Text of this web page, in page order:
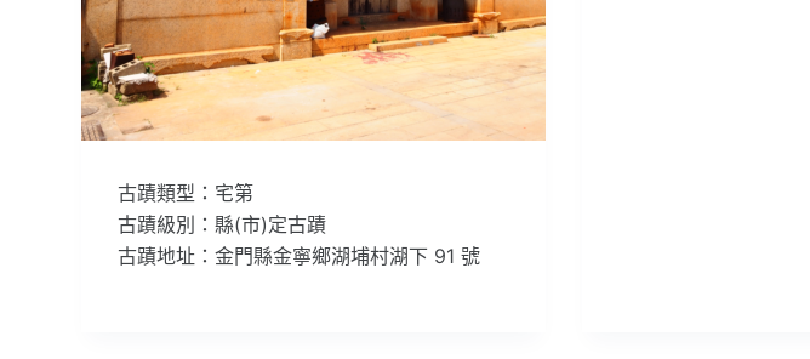
古蹟類型：宅第
古蹟級別：縣(市)定古蹟
古蹟地址：金門縣金寧鄉湖埔村湖下 91 號